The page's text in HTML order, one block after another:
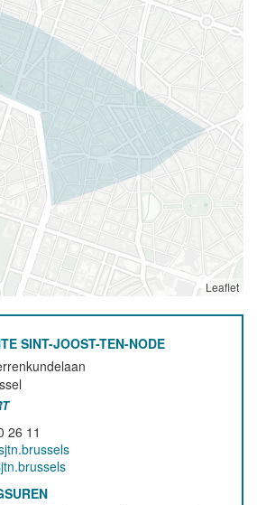
Leaflet
SINT-JOOST-TEN-NODE
26 11